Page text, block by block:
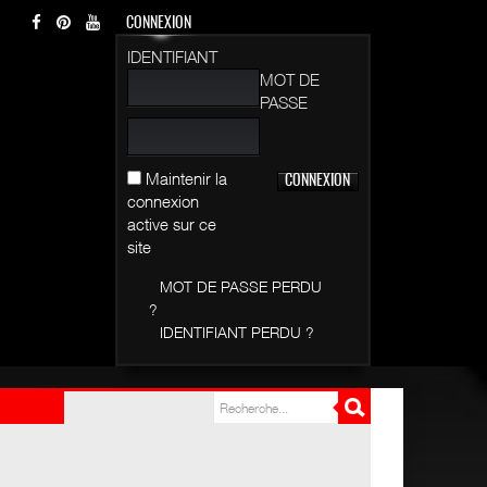
CONNEXION
IDENTIFIANT
MOT DE
PASSE
Maintenir la
connexion
active sur ce
site
MOT DE PASSE PERDU
?
IDENTIFIANT PERDU ?